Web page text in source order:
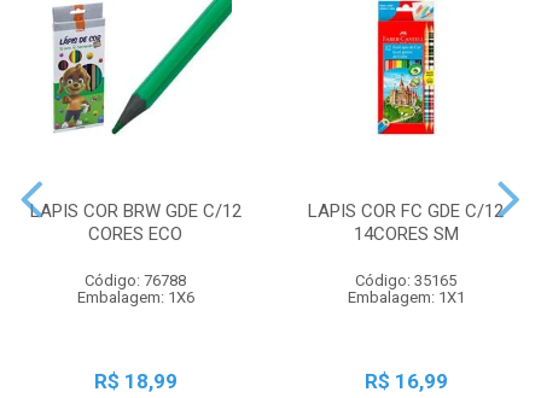
LAPIS COR BRW GDE C/12
CORES ECO
Código: 76788
Embalagem: 1X6
R$ 18,99
LAPIS COR FC GDE C/12
14CORES SM
Código: 35165
Embalagem: 1X1
R$ 16,99